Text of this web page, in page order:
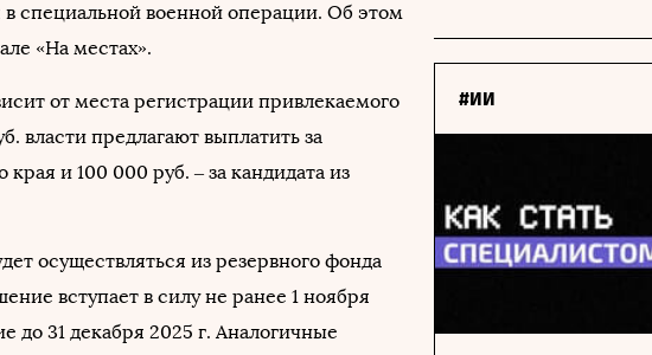
в специальной военной операции. Об этом
«На местах».
от места регистрации привлекаемого
власти предлагают выплатить за
и 100 000 руб. – за кандидата из
осуществляться из резервного фонда
вступает в силу не ранее 1 ноября
до 31 декабря 2025 г. Аналогичные
#ИИ